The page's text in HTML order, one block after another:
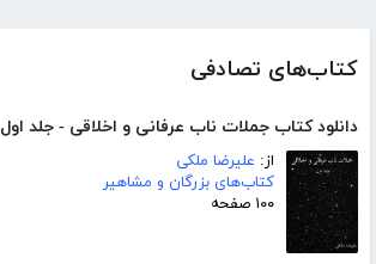
کتاب‌های تصادفی
دانلود کتاب جملات ناب عرفانی و اخلاقی - جلد اول
از: علیرضا ملکی
کتاب‌های بزرگان و مشاهیر
۱۰۰ صفحه